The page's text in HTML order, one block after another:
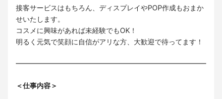
接客サービスはもちろん、ディスプレイやPOP作成もおまか
せいたします。
コスメに興味があれば未経験でもOK！
明るく元気で笑顔に自信がアリな方、大歓迎で待ってます！
＜仕事内容＞